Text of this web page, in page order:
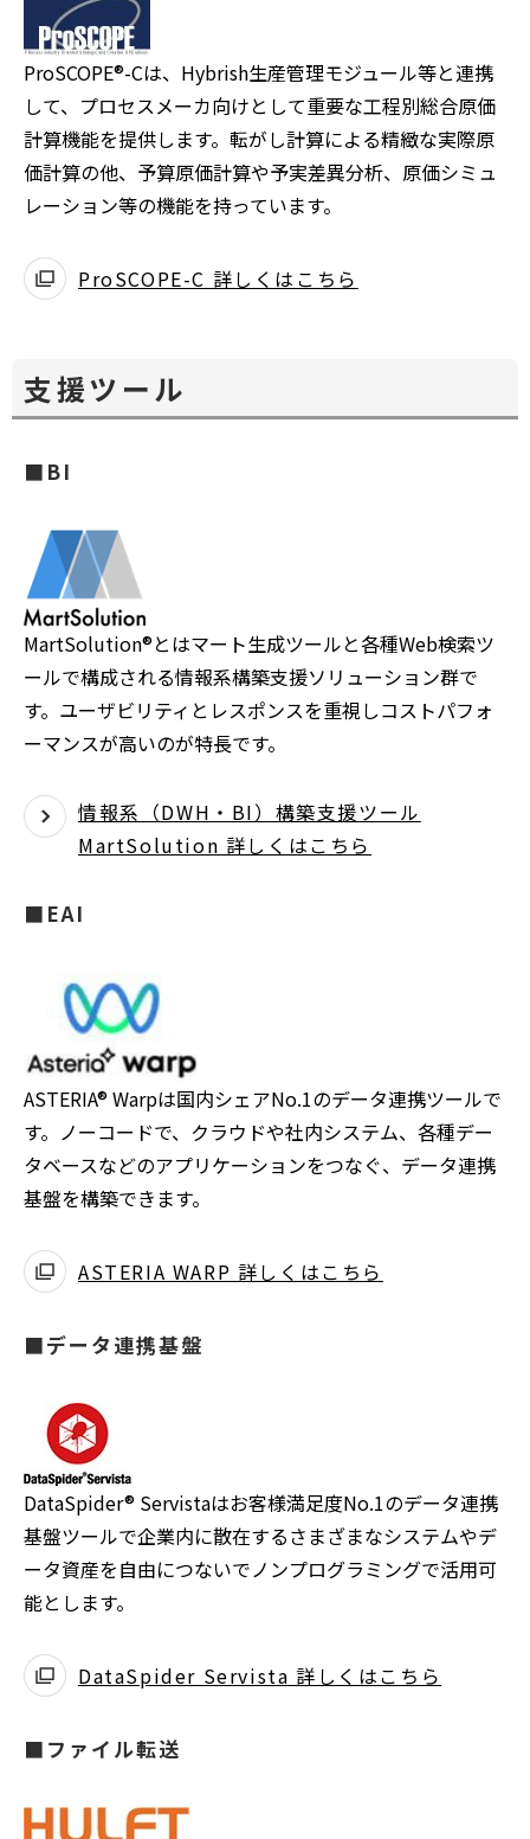
ProSCOPE®-Cは、Hybrish生産管理モジュール等と連携
して、プロセスメーカ向けとして重要な工程別総合原価
計算機能を提供します。転がし計算による精緻な実際原
価計算の他、予算原価計算や予実差異分析、原価シミュ
レーション等の機能を持っています。
ProSCOPE-C 詳しくはこちら
支援ツール
■BI
MartSolution®とはマート生成ツールと各種Web検索ツ
ールで構成される情報系構築支援ソリューション群で
す。ユーザビリティとレスポンスを重視しコストパフォ
ーマンスが高いのが特長です。
情報系（DWH・BI）構築支援ツール
MartSolution 詳しくはこちら
■EAI
ASTERIA® Warpは国内シェアNo.1のデータ連携ツールで
す。ノーコードで、クラウドや社内システム、各種デー
タベースなどのアプリケーションをつなぐ、データ連携
基盤を構築できます。
ASTERIA WARP 詳しくはこちら
開
く
■データ連携基盤
DataSpider® Servistaはお客様満足度No.1のデータ連携
基盤ツールで企業内に散在するさまざまなシステムやデ
ータ資産を自由につないでノンプログラミングで活用可
能とします。
DataSpider Servista 詳しくはこちら
■ファイル転送